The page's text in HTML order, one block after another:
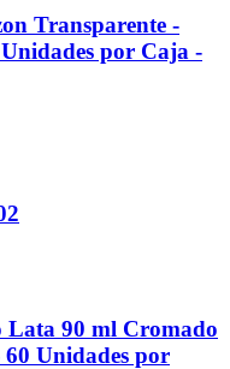
Transparente -
por Caja -
Lata 90 ml Cromado
Unidades por